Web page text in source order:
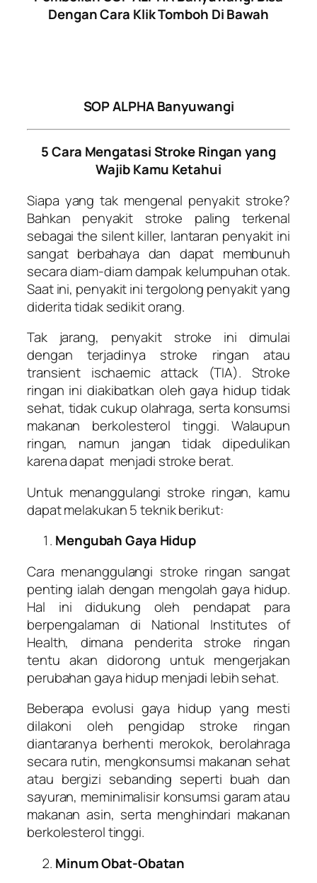
Dengan Cara Klik Tomboh Di Bawah
SOP ALPHA Banyuwangi
5 Cara Mengatasi Stroke Ringan yang
Wajib Kamu Ketahui
Siapa yang tak mengenal penyakit stroke?
Bahkan penyakit stroke paling terkenal
sebagai the silent killer, lantaran penyakit ini
sangat berbahaya dan dapat membunuh
secara diam-diam dampak kelumpuhan otak.
Saat ini, penyakit ini tergolong penyakit yang
diderita tidak sedikit orang.
Tak jarang, penyakit stroke ini dimulai
dengan terjadinya stroke ringan atau
transient ischaemic attack (TIA). Stroke
ringan ini diakibatkan oleh gaya hidup tidak
sehat, tidak cukup olahraga, serta konsumsi
makanan berkolesterol tinggi. Walaupun
ringan, namun jangan tidak dipedulikan
karena dapat menjadi stroke berat.
Untuk menanggulangi stroke ringan, kamu
dapat melakukan 5 teknik berikut:
Mengubah Gaya Hidup
Cara menanggulangi stroke ringan sangat
penting ialah dengan mengolah gaya hidup.
Hal ini didukung oleh pendapat para
berpengalaman di National Institutes of
Health, dimana penderita stroke ringan
tentu akan didorong untuk mengerjakan
perubahan gaya hidup menjadi lebih sehat.
Beberapa evolusi gaya hidup yang mesti
dilakoni oleh pengidap stroke ringan
diantaranya berhenti merokok, berolahraga
secara rutin, mengkonsumsi makanan sehat
atau bergizi sebanding seperti buah dan
sayuran, meminimalisir konsumsi garam atau
makanan asin, serta menghindari makanan
berkolesterol tinggi.
Minum Obat-Obatan